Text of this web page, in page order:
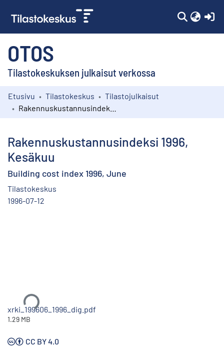
OTOS
Tilastokeskuksen julkaisut verkossa
Kokoelmat
Etusivu Tilastokeskus
Tilastojulkaisut
Rakennuskustannusindeksi 1996,
Kesäkuu
Building cost index 1996, June
Tilastokeskus
1996-07-12
xrki_199606_1996_dig.pdf
1.29 MB
CC BY 4.0